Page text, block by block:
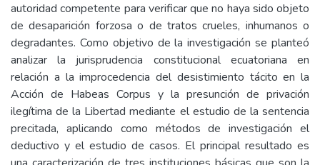
autoridad competente para verificar que no haya sido objeto
de desaparición forzosa o de tratos crueles, inhumanos o
degradantes. Como objetivo de la investigación se planteó
analizar la jurisprudencia constitucional ecuatoriana en
relación a la improcedencia del desistimiento tácito en la
Acción de Habeas Corpus y la presunción de privación
ilegítima de la Libertad mediante el estudio de la sentencia
precitada, aplicando como métodos de investigación el
deductivo y el estudio de casos. El principal resultado es